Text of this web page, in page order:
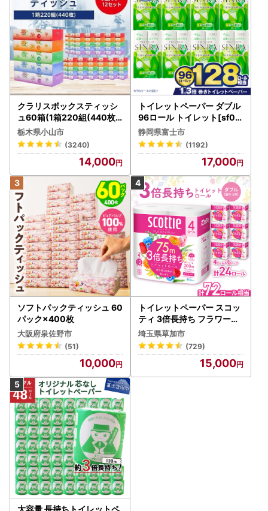
クラリスボックスティッシ
ュ60箱(1箱220組(440枚))
(5個入り×12セット)【配送
不可地域：離島・沖縄県】
【1256759】
栃木県小山市
(3240)
14,000
トイレットペーパー ダブル
96ロール トイレット[sf00
1-012]
静岡県富士市
(1192)
17,000
ソフトパックティッシュ 60
パック×400枚
大阪府泉佐野市
(51)
10,000
トイレットペーパー スコッ
ティ 3倍長持ち フラワーパ
ック 4ロール×6P
埼玉県草加市
(729)
15,000
大容量 長持ちトイレットペ